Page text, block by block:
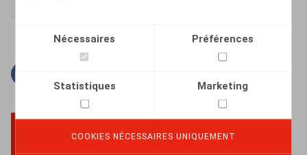
Nécessaires Préférences
Statistiques Marketing
COOKIES NÉCESSAIRES UNIQUEMENT